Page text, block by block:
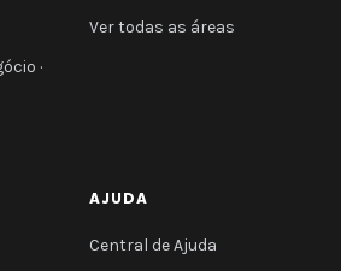
·
Ver todas as áreas
AJUDA
Central de Ajuda